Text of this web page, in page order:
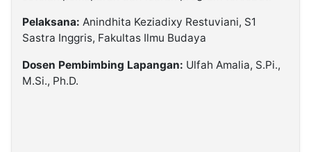
Pelaksana: Anindhita Keziadixy Restuviani, S1
Sastra Inggris, Fakultas Ilmu Budaya
Dosen Pembimbing Lapangan: Ulfah Amalia, S.Pi.,
M.Si., Ph.D.